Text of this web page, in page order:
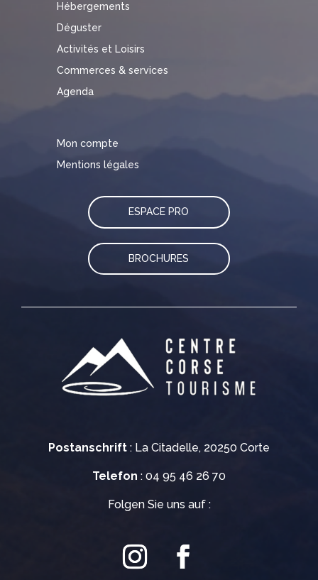
Postanschrift : La Citadelle, 20250 Corte
Telefon : 04 95 46 26 70
Folgen Sie uns auf :
Hébergements
Déguster
Activités et Loisirs
Commerces & services
Agenda
Mon compte
Mentions légales
ESPACE PRO
BROCHURES